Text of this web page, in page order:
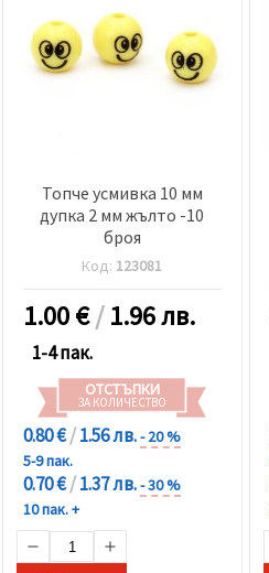
Топче усмивка 10 мм
дупка 2 мм жълто -10
броя
Код: 123081
1.00€/1.96 лв.
1-4 пак.
ОТСТЪПКИ
ЗА КОЛИЧЕСТВО
0.80 €/1.56 лв.- 20 %
5-9 пак.
0.70 €/1.37 лв.- 30 %
10 пак. +